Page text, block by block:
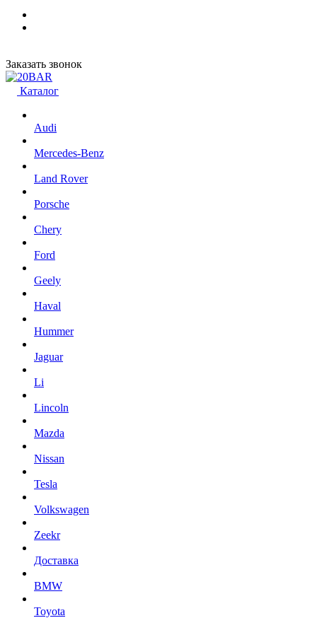
Заказать звонок
Каталог
Audi
Mercedes-Benz
Land Rover
Porsche
Chery
Ford
Geely
Haval
Hummer
Jaguar
Li
Lincoln
Mazda
Nissan
Tesla
Volkswagen
Zeekr
Доставка
BMW
Toyota